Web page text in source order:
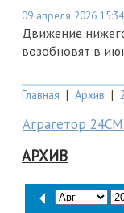
09 апреля 2026 15:34
Движение
возобновят в
Главная | Архив |
Аграгетор
АРХИВ